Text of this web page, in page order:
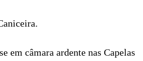
em câmara ardente nas Capelas